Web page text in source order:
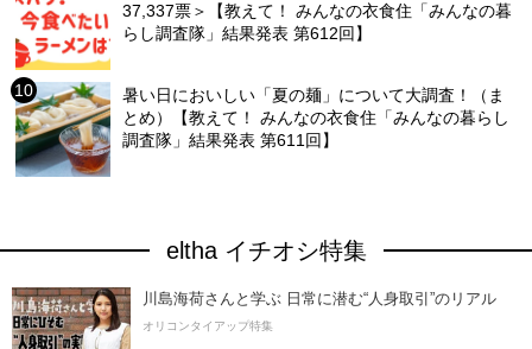
37,337票＞【教えて！ みんなの衣食住「みんなの暮
らし調査隊」結果発表 第612回】
暑い日においしい「夏の麺」について大調査！（ま
とめ）【教えて！ みんなの衣食住「みんなの暮らし
調査隊」結果発表 第611回】
eltha イチオシ特集
川島海荷さんと学ぶ 日常に潜む“人身取引”のリアル
オリコンタイアップ特集